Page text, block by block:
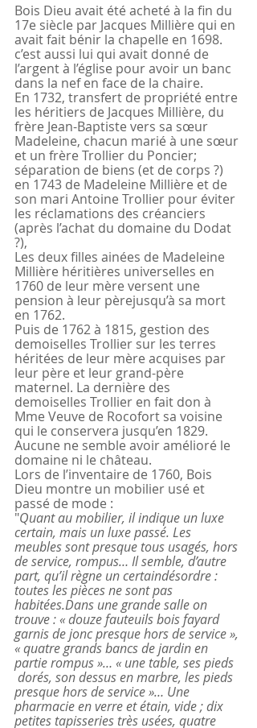
Bois Dieu avait été acheté à la fin du
17e siècle par Jacques Millière qui en
avait fait bénir la chapelle en 1698.
c’est aussi lui qui avait donné de
l’argent à l’église pour avoir un banc
dans la nef en face de la chaire.
En 1732, transfert de propriété entre
les héritiers de Jacques Millière, du
frère Jean-Baptiste vers sa sœur
Madeleine, chacun marié à une sœur
et un frère Trollier du Poncier;
séparation de biens (et de corps ?)
en 1743 de Madeleine Millière et de
son mari Antoine Trollier pour éviter
les réclamations des créanciers
(après l’achat du domaine du Dodat
?),
Les deux filles ainées de Madeleine
Millière héritières universelles en
1760 de leur mère versent une
pension à leur pèrejusqu’à sa mort
en 1762.
Puis de 1762 à 1815, gestion des
demoiselles Trollier sur les terres
héritées de leur mère acquises par
leur père et leur grand-père
maternel. La dernière des
demoiselles Trollier en fait don à
Mme Veuve de Rocofort sa voisine
qui le conservera jusqu’en 1829.
Aucune ne semble avoir amélioré le
domaine ni le château.
Lors de l’inventaire de 1760, Bois
Dieu montre un mobilier usé et
passé de mode :
"Quant au mobilier, il indique un luxe
certain, mais un luxe passé. Les
meubles sont presque tous usagés, hors
de service, rompus… Il semble, d’autre
part, qu’il règne un certaindésordre :
toutes les pièces ne sont pas
habitées.Dans une grande salle on
trouve : « douze fauteuils bois fayard
garnis de jonc presque hors de service »,
« quatre grands bancs de jardin en
partie rompus »… « une table, ses pieds
dorés, son dessus en marbre, les pieds
presque hors de service »… Une
pharmacie en verre et étain, vide ; dix
petites tapisseries très usées, quatre